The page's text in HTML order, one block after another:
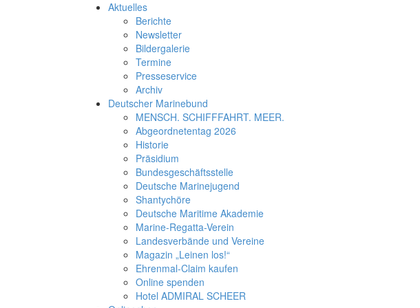
Aktuelles
Berichte
Newsletter
Bildergalerie
Termine
Presseservice
Archiv
Deutscher Marinebund
MENSCH. SCHIFFFAHRT. MEER.
Abgeordnetentag 2026
Historie
Präsidium
Bundesgeschäftsstelle
Deutsche Marinejugend
Shantychöre
Deutsche Maritime Akademie
Marine-Regatta-Verein
Landesverbände und Vereine
Magazin „Leinen los!“
Ehrenmal-Claim kaufen
Online spenden
Hotel ADMIRAL SCHEER